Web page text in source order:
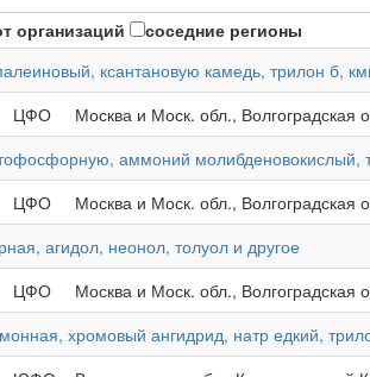
организаций соседние регионы
ксантановую камедь, трилон б,
ЦФО Москва и Моск. обл., Волгоградская
аммоний молибденовокислый,
ЦФО Москва и Моск. обл., Волгоградская
агидол, неонол, толуол и другое
ЦФО Москва и Моск. обл., Волгоградская
хромовый ангидрид, натр едкий,